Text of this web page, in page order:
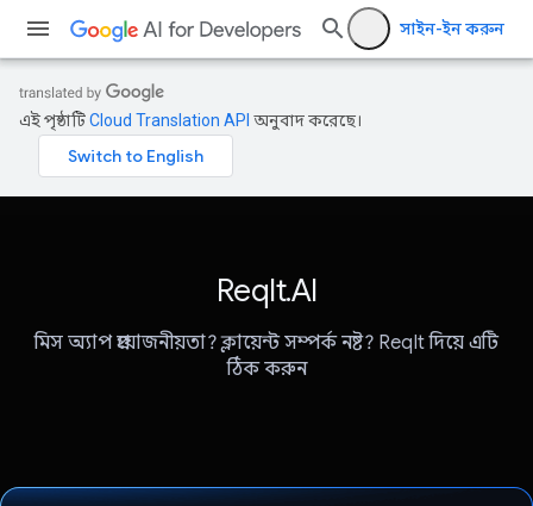
সাইন-ইন করুন
এই পৃষ্ঠাটিCloud Translation API অনুবাদ করেছে।
ReqIt.AI
মিস অ্যাপ প্রয়োজনীয়তা? ক্লায়েন্ট সম্পর্ক নষ্ট? ReqIt দিয়ে এটি
ঠিক করুন